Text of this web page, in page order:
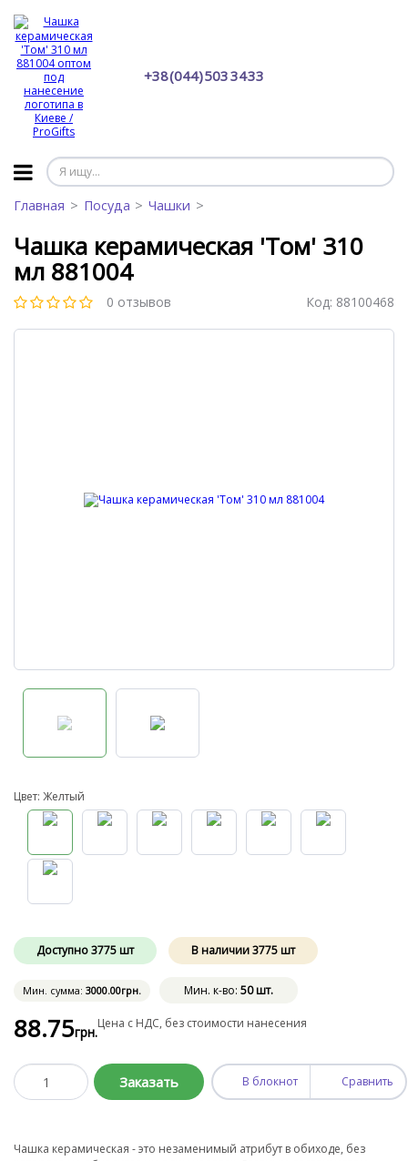
+38 (044) 503 34 33
Главная Посуда Чашки
Чашка керамическая 'Том' 310
мл 881004
0 отзывов Код: 88100468
Цвет: Желтый
Доступно3775 шт В наличии3775шт
Мин. сумма: 3000.00грн. Мин. к-во: 50 шт.
88.75грн.
Цена с НДС, без стоимости нанесения
Заказать В блокнот Сравнить
Чашка керамическая - это незаменимый атрибут в обиходе, без